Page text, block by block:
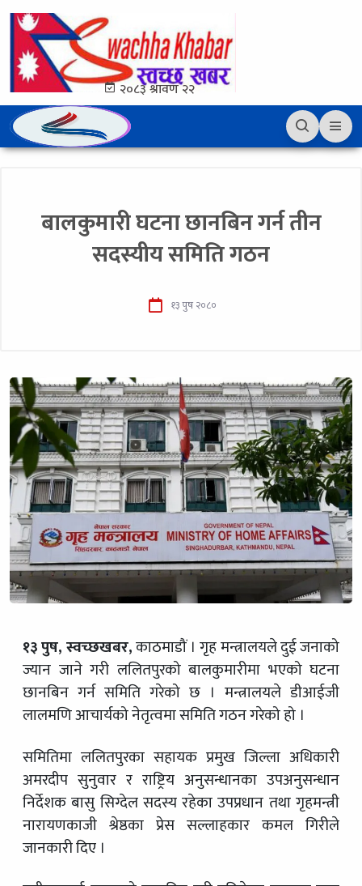
२०८३ श्रावण २२
बालकुमारी घटना छानबिन गर्न तीन
सदस्यीय समिति गठन
१३ पुष २०८०
१३ पुष, स्वच्छखबर,काठमाडौं । गृह मन्त्रालयले दुई जनाको
ज्यान जाने गरी ललितपुरको बालकुमारीमा भएको घटना
छानबिन गर्न समिति गरेको छ । मन्त्रालयले डीआईजी
लालमणि आचार्यको नेतृत्वमा समिति गठन गरेको हो ।
समितिमा ललितपुरका सहायक प्रमुख जिल्ला अधिकारी
अमरदीप सुनुवार र राष्ट्रिय अनुसन्धानका उपअनुसन्धान
निर्देशक बासु सिग्देल सदस्य रहेका उपप्रधान तथा गृहमन्त्री
नारायणकाजी श्रेष्ठका प्रेस सल्लाहकार कमल गिरीले
जानकारी दिए ।